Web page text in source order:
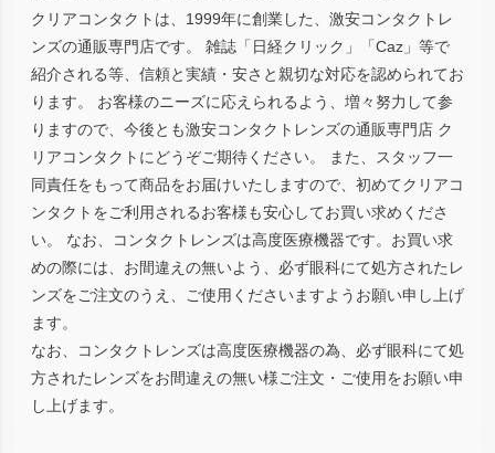
クリアコンタクトは、1999年に創業した、激安コンタクトレ
ンズの通販専門店です。 雑誌「日経クリック」「Caz」等で
紹介される等、信頼と実績・安さと親切な対応を認められてお
ります。 お客様のニーズに応えられるよう、増々努力して参
りますので、今後とも激安コンタクトレンズの通販専門店 ク
リアコンタクトにどうぞご期待ください。 また、スタッフ一
同責任をもって商品をお届けいたしますので、初めてクリアコ
ンタクトをご利用されるお客様も安心してお買い求めくださ
い。 なお、コンタクトレンズは高度医療機器です。お買い求
めの際には、お間違えの無いよう、必ず眼科にて処方されたレ
ンズをご注文のうえ、ご使用くださいますようお願い申し上げ
ます。
なお、コンタクトレンズは高度医療機器の為、必ず眼科にて処
方されたレンズをお間違えの無い様ご注文・ご使用をお願い申
し上げます。